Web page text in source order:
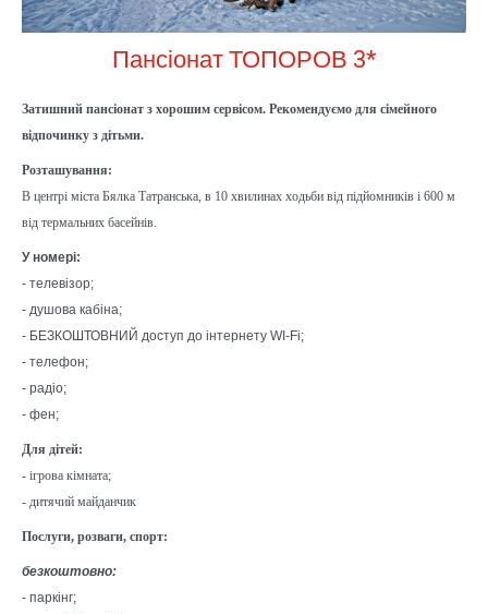
Пансіонат ТОПОРОВ 3*
Затишний пансіонат з хорошим сервісом. Рекомендуємо для сімейного
відпочинку з дітьми.
Розташування:
В центрі міста Бялка Татранська, в 10 хвилинах ходьби від підйомників і 600 м
від термальних басейнів.
У номері:
- телевізор;
- душова кабіна;
- БЕЗКОШТОВНИЙ доступ до інтернету WI-Fi;
- телефон;
- радіо;
- фен;
Для дітей:
- ігрова кімната;
- дитячий майданчик
Послуги, розваги, спорт:
безкоштовно:
- паркінг;